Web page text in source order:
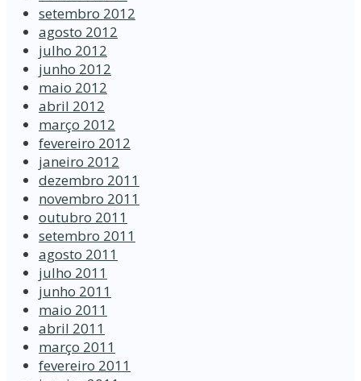
setembro 2012
agosto 2012
julho 2012
junho 2012
maio 2012
abril 2012
março 2012
fevereiro 2012
janeiro 2012
dezembro 2011
novembro 2011
outubro 2011
setembro 2011
agosto 2011
julho 2011
junho 2011
maio 2011
abril 2011
março 2011
fevereiro 2011